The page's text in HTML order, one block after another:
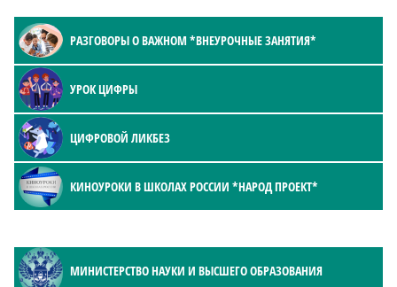
РАЗГОВОРЫ О ВАЖНОМ *ВНЕУРОЧНЫЕ ЗАНЯТИЯ*
УРОК ЦИФРЫ
ЦИФРОВОЙ ЛИКБЕЗ
КИНОУРОКИ В ШКОЛАХ РОССИИ *НАРОД ПРОЕКТ*
МИНИСТЕРСТВО НАУКИ И ВЫСШЕГО ОБРАЗОВАНИЯ